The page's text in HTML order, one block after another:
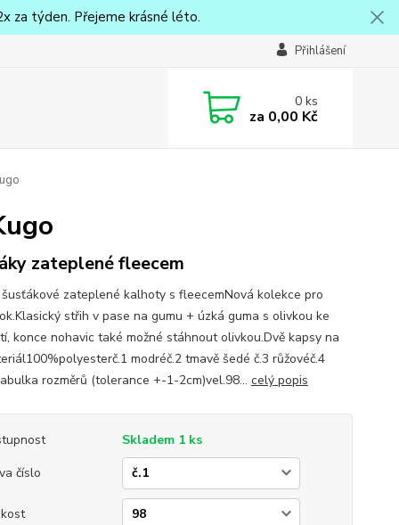
za týden. Přejeme krásné léto.
Přihlášení
0ks
za 0,00 Kč
zateplené fleecem
zateplené kalhoty s fleecemNová kolekce pro
střih v pase na gumu + úzká guma s olivkou ke
konce nohavic také možné stáhnout olivkou.Dvě kapsy na
modréč.2 tmavě šedé č.3 růžovéč.4
rozměrů (tolerance +-1-2cm)vel.98... celý popis
Skladem 1 ks
číslo